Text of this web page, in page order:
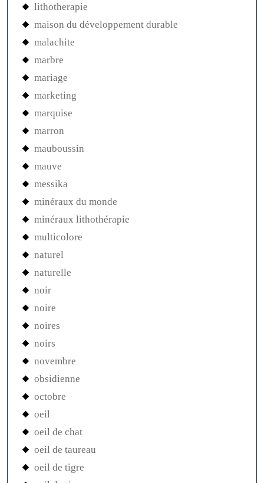
lithotherapie
maison du développement durable
malachite
marbre
mariage
marketing
marquise
marron
mauboussin
mauve
messika
minéraux du monde
minéraux lithothérapie
multicolore
naturel
naturelle
noir
noire
noires
noirs
novembre
obsidienne
octobre
oeil
oeil de chat
oeil de taureau
oeil de tigre